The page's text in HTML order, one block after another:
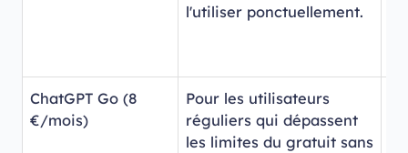
l'utiliser ponctuellement.
ChatGPT Go (8
€/mois)
Pour les utilisateurs
réguliers qui dépassent
les limites du gratuit sans